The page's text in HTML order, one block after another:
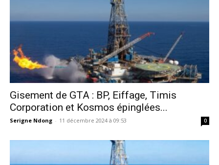
Gisement de GTA : BP, Eiffage, Timis
Corporation et Kosmos épinglées...
Serigne Ndong - 11 décembre 2024 à 09:53 0